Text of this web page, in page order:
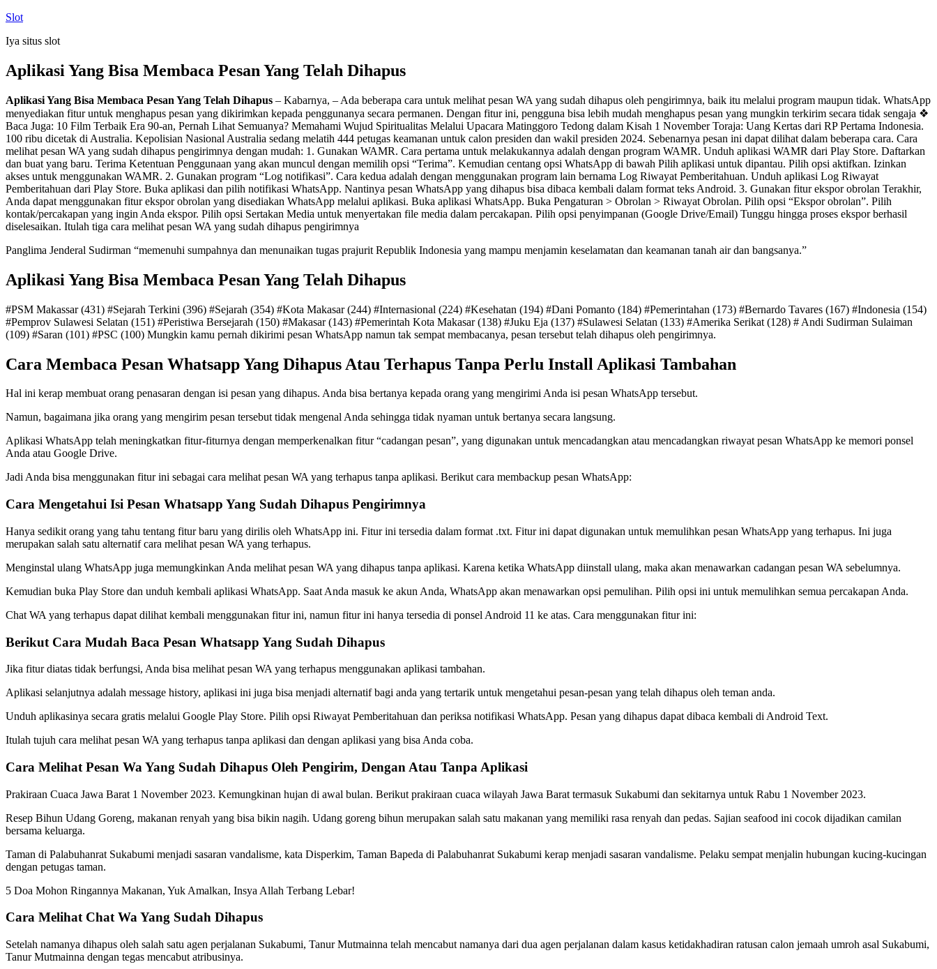
Skip
content
Slot
Iya situs slot
Aplikasi Yang Bisa Membaca Pesan Yang Telah Dihapus
Aplikasi Yang Bisa Membaca Pesan Yang Telah Dihapus – Kabarnya, – Ada beberapa cara untuk melihat pesan WA yang sudah dihapus oleh pengirimnya, baik itu melalui program maupun tidak. WhatsApp
menyediakan fitur untuk menghapus pesan yang dikirimkan kepada penggunanya secara permanen. Dengan fitur ini, pengguna bisa lebih mudah menghapus pesan yang mungkin terkirim secara tidak sengaja ❖
Baca Juga: 10 Film Terbaik Era 90-an, Pernah Lihat Semuanya? Memahami Wujud Spiritualitas Melalui Upacara Matinggoro Tedong dalam Kisah 1 November Toraja: Uang Kertas dari RP Pertama Indonesia.
100 ribu dicetak di Australia. Kepolisian Nasional Australia sedang melatih 444 petugas keamanan untuk calon presiden dan wakil presiden 2024. Sebenarnya pesan ini dapat dilihat dalam beberapa cara. Cara
melihat pesan WA yang sudah dihapus pengirimnya dengan mudah: 1. Gunakan WAMR. Cara pertama untuk melakukannya adalah dengan program WAMR. Unduh aplikasi WAMR dari Play Store. Daftarkan
dan buat yang baru. Terima Ketentuan Penggunaan yang akan muncul dengan memilih opsi “Terima”. Kemudian centang opsi WhatsApp di bawah Pilih aplikasi untuk dipantau. Pilih opsi aktifkan. Izinkan
akses untuk menggunakan WAMR. 2. Gunakan program “Log notifikasi”. Cara kedua adalah dengan menggunakan program lain bernama Log Riwayat Pemberitahuan. Unduh aplikasi Log Riwayat
Pemberitahuan dari Play Store. Buka aplikasi dan pilih notifikasi WhatsApp. Nantinya pesan WhatsApp yang dihapus bisa dibaca kembali dalam format teks Android. 3. Gunakan fitur ekspor obrolan Terakhir,
Anda dapat menggunakan fitur ekspor obrolan yang disediakan WhatsApp melalui aplikasi. Buka aplikasi WhatsApp. Buka Pengaturan > Obrolan > Riwayat Obrolan. Pilih opsi “Ekspor obrolan”. Pilih
kontak/percakapan yang ingin Anda ekspor. Pilih opsi Sertakan Media untuk menyertakan file media dalam percakapan. Pilih opsi penyimpanan (Google Drive/Email) Tunggu hingga proses ekspor berhasil
diselesaikan. Itulah tiga cara melihat pesan WA yang sudah dihapus pengirimnya
Panglima Jenderal Sudirman “memenuhi sumpahnya dan menunaikan tugas prajurit Republik Indonesia yang mampu menjamin keselamatan dan keamanan tanah air dan bangsanya.”
Aplikasi Yang Bisa Membaca Pesan Yang Telah Dihapus
#PSM Makassar (431) #Sejarah Terkini (396) #Sejarah (354) #Kota Makasar (244) #Internasional (224) #Kesehatan (194) #Dani Pomanto (184) #Pemerintahan (173) #Bernardo Tavares (167) #Indonesia (154)
#Pemprov Sulawesi Selatan (151) #Peristiwa Bersejarah (150) #Makasar (143) #Pemerintah Kota Makasar (138) #Juku Eja (137) #Sulawesi Selatan (133) #Amerika Serikat (128) # Andi Sudirman Sulaiman
(109) #Saran (101) #PSC (100) Mungkin kamu pernah dikirimi pesan WhatsApp namun tak sempat membacanya, pesan tersebut telah dihapus oleh pengirimnya.
Cara Membaca Pesan Whatsapp Yang Dihapus Atau Terhapus Tanpa Perlu Install Aplikasi Tambahan
Hal ini kerap membuat orang penasaran dengan isi pesan yang dihapus. Anda bisa bertanya kepada orang yang mengirimi Anda isi pesan WhatsApp tersebut.
Namun, bagaimana jika orang yang mengirim pesan tersebut tidak mengenal Anda sehingga tidak nyaman untuk bertanya secara langsung.
Aplikasi WhatsApp telah meningkatkan fitur-fiturnya dengan memperkenalkan fitur “cadangan pesan”, yang digunakan untuk mencadangkan atau mencadangkan riwayat pesan WhatsApp ke memori ponsel
Anda atau Google Drive.
Jadi Anda bisa menggunakan fitur ini sebagai cara melihat pesan WA yang terhapus tanpa aplikasi. Berikut cara membackup pesan WhatsApp:
Cara Mengetahui Isi Pesan Whatsapp Yang Sudah Dihapus Pengirimnya
Hanya sedikit orang yang tahu tentang fitur baru yang dirilis oleh WhatsApp ini. Fitur ini tersedia dalam format .txt. Fitur ini dapat digunakan untuk memulihkan pesan WhatsApp yang terhapus. Ini juga
merupakan salah satu alternatif cara melihat pesan WA yang terhapus.
Menginstal ulang WhatsApp juga memungkinkan Anda melihat pesan WA yang dihapus tanpa aplikasi. Karena ketika WhatsApp diinstall ulang, maka akan menawarkan cadangan pesan WA sebelumnya.
Kemudian buka Play Store dan unduh kembali aplikasi WhatsApp. Saat Anda masuk ke akun Anda, WhatsApp akan menawarkan opsi pemulihan. Pilih opsi ini untuk memulihkan semua percakapan Anda.
Chat WA yang terhapus dapat dilihat kembali menggunakan fitur ini, namun fitur ini hanya tersedia di ponsel Android 11 ke atas. Cara menggunakan fitur ini:
Berikut Cara Mudah Baca Pesan Whatsapp Yang Sudah Dihapus
Jika fitur diatas tidak berfungsi, Anda bisa melihat pesan WA yang terhapus menggunakan aplikasi tambahan.
Aplikasi selanjutnya adalah message history, aplikasi ini juga bisa menjadi alternatif bagi anda yang tertarik untuk mengetahui pesan-pesan yang telah dihapus oleh teman anda.
Unduh aplikasinya secara gratis melalui Google Play Store. Pilih opsi Riwayat Pemberitahuan dan periksa notifikasi WhatsApp. Pesan yang dihapus dapat dibaca kembali di Android Text.
Itulah tujuh cara melihat pesan WA yang terhapus tanpa aplikasi dan dengan aplikasi yang bisa Anda coba.
Cara Melihat Pesan Wa Yang Sudah Dihapus Oleh Pengirim, Dengan Atau Tanpa Aplikasi
Prakiraan Cuaca Jawa Barat 1 November 2023. Kemungkinan hujan di awal bulan. Berikut prakiraan cuaca wilayah Jawa Barat termasuk Sukabumi dan sekitarnya untuk Rabu 1 November 2023.
Resep Bihun Udang Goreng, makanan renyah yang bisa bikin nagih. Udang goreng bihun merupakan salah satu makanan yang memiliki rasa renyah dan pedas. Sajian seafood ini cocok dijadikan camilan
bersama keluarga.
Taman di Palabuhanrat Sukabumi menjadi sasaran vandalisme, kata Disperkim, Taman Bapeda di Palabuhanrat Sukabumi kerap menjadi sasaran vandalisme. Pelaku sempat menjalin hubungan kucing-kucingan
dengan petugas taman.
5 Doa Mohon Ringannya Makanan, Yuk Amalkan, Insya Allah Terbang Lebar!
Cara Melihat Chat Wa Yang Sudah Dihapus
Setelah namanya dihapus oleh salah satu agen perjalanan Sukabumi, Tanur Mutmainna telah mencabut namanya dari dua agen perjalanan dalam kasus ketidakhadiran ratusan calon jemaah umroh asal Sukabumi,
Tanur Mutmainna dengan tegas mencabut atribusinya.